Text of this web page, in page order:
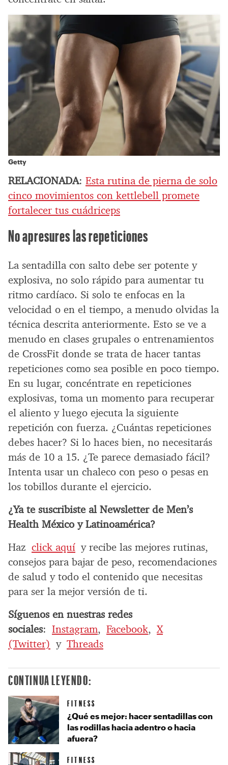
Getty
RELACIONADA: Esta rutina de pierna de solo
cinco movimientos con kettlebell promete
fortalecer tus cuádriceps
No apresures las repeticiones
La sentadilla con salto debe ser potente y
explosiva, no solo rápido para aumentar tu
ritmo cardíaco. Si solo te enfocas en la
velocidad o en el tiempo, a menudo olvidas la
técnica descrita anteriormente. Esto se ve a
menudo en clases grupales o entrenamientos
de CrossFit donde se trata de hacer tantas
repeticiones como sea posible en poco tiempo.
En su lugar, concéntrate en repeticiones
explosivas, toma un momento para recuperar
el aliento y luego ejecuta la siguiente
repetición con fuerza. ¿Cuántas repeticiones
debes hacer? Si lo haces bien, no necesitarás
más de 10 a 15. ¿Te parece demasiado fácil?
Intenta usar un chaleco con peso o pesas en
los tobillos durante el ejercicio.
¿Ya te suscribiste al Newsletter de Men’s
Health México y Latinoamérica?
Haz click aquí y recibe las mejores rutinas,
consejos para bajar de peso, recomendaciones
de salud y todo el contenido que necesitas
para ser la mejor versión de ti.
Síguenos en nuestras redes
sociales: Instagram, Facebook,X
(Twitter) y Threads
CONTINUA LEYENDO:
FITNESS
¿Qué es mejor: hacer sentadillas con
las rodillas hacia adentro o hacia
afuera?
FITNESS